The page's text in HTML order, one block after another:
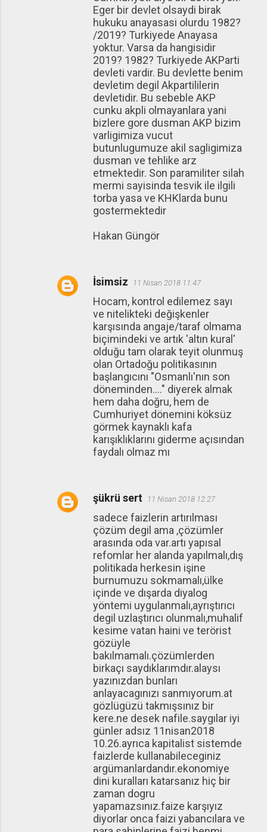
Eger bir devlet olsaydi birak
hukuku anayasasi olurdu 1982?
/2019? Turkiyede Anayasa
yoktur. Varsa da hangisidir
2019? 1982? Turkiyede AKParti
devleti vardir. Bu devlette benim
devletim degil Akpartililerin
devletidir. Bu sebeble AKP
cunku akpli olmayanlara yani
bizlere gore dusman AKP bizim
varligimiza vucut
butunlugumuze akil sagligimiza
dusman ve tehlike arz
etmektedir. Son paramiliter silah
mermi sayisinda tesvik ile ilgili
torba yasa ve KHKlarda bunu
gostermektedir
Hakan Güngör
İsimsiz 11 Nisan 2018 11:47
Hocam, kontrol edilemez sayı
ve nitelikteki değişkenler
karşısında angaje/taraf olmama
biçimindeki ve artık 'altın kural'
olduğu tam olarak teyit olunmuş
olan Ortadoğu politikasının
başlangıcını "Osmanlı'nın son
döneminden...." diyerek almak
hem daha doğru, hem de
Cumhuriyet dönemini köksüz
görmek kaynaklı kafa
karışıklıklarını giderme açısından
faydalı olmaz mı
şükrü sert 11 Nisan 2018 12:27
sadece faizlerin artırılması
çözüm degil ama ,çözümler
arasında oda var.artı yapısal
refomlar her alanda yapılmalı,dış
politikada herkesin işine
burnumuzu sokmamalı,ülke
içinde ve dışarda diyalog
yöntemi uygulanmalı,ayrıştırıcı
degil uzlaştırıcı olunmalı,muhalif
kesime vatan haini ve terörist
gözüyle
bakılmamalı.çözümlerden
birkaçı saydıklarımdır.alaysı
yazınızdan bunları
anlayacagınızı sanmıyorum.at
gözlügüzü takmışsınız bir
kere.ne desek nafile.saygılar iyi
günler adsız 11nisan2018
10.26.ayrıca kapitalist sistemde
faizlerde kullanabileceginiz
argümanlardandır.ekonomiye
dini kuralları katarsanız hiç bir
zaman dogru
yapamazsınız.faize karşıyız
diyorlar onca faizi yabancılara ve